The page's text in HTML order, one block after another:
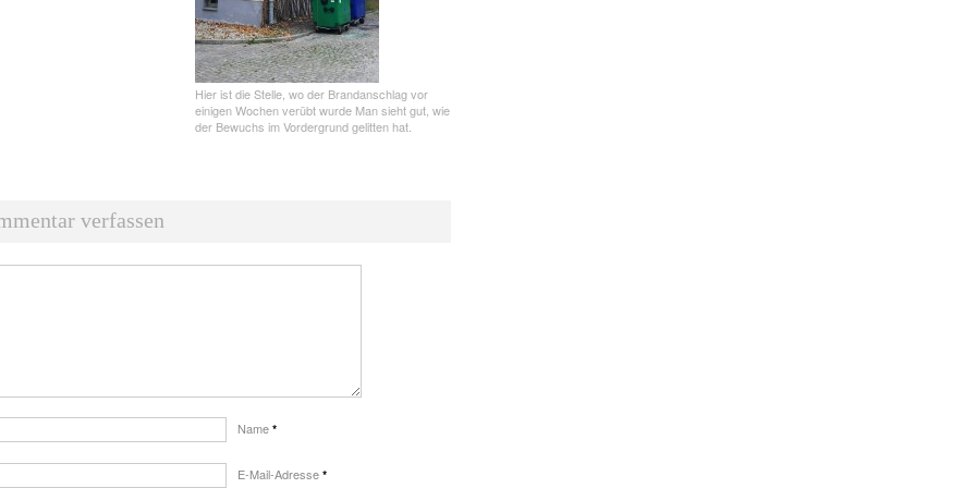
Hier ist die Stelle, wo der Brandanschlag vor
einigen Wochen verübt wurde Man sieht gut, wie
der Bewuchs im Vordergrund gelitten hat.
verfassen
Name *
E-Mail-Adresse *